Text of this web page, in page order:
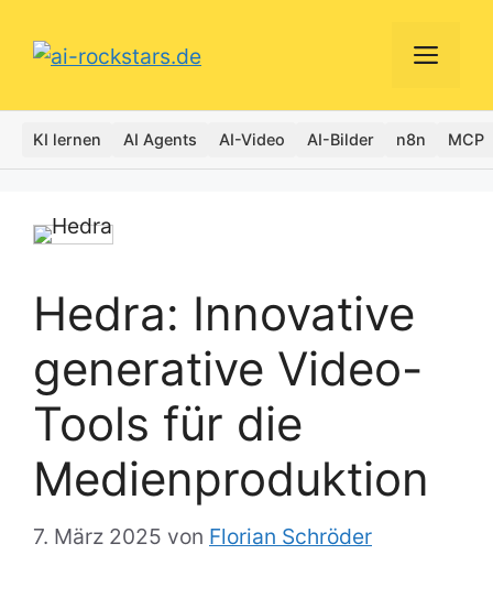
Inhalt
KI lernen AI Agents AI-Video AI-Bilder n8n MCP
Hedra: Innovative
generative Video-
Tools für die
Medienproduktion
7. März 2025 von Florian Schröder